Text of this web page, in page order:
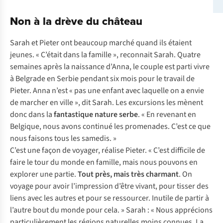
Non à la drève du château
Sarah et Pieter ont beaucoup marché quand ils étaient
jeunes. « C’était dans la famille », reconnait Sarah. Quatre
semaines après la naissance d’Anna, le couple est parti vivre
à Belgrade en Serbie pendant six mois pour le travail de
Pieter. Anna n’est « pas une enfant avec laquelle on a envie
de marcher en ville », dit Sarah. Les excursions les mènent
donc dans lafantastique nature serbe. « En revenant en
Belgique, nous avons continué les promenades. C’est ce que
nous faisons tous les samedis. »
C’est une façon de voyager, réalise Pieter. « C’est difficile de
faire le tour du monde en famille, mais nous pouvons en
explorer une partie.Tout près, mais très charmant. On
voyage pour avoir l’impression d’être vivant, pour tisser des
liens avec les autres et pour se ressourcer. Inutile de partir à
l’autre bout du monde pour cela. » Sarah : « Nous apprécions